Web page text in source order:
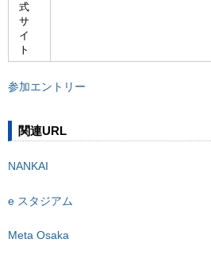
式
サ
イ
ト
参加エントリー
関連URL
NANKAI
e スタジアム
Meta Osaka